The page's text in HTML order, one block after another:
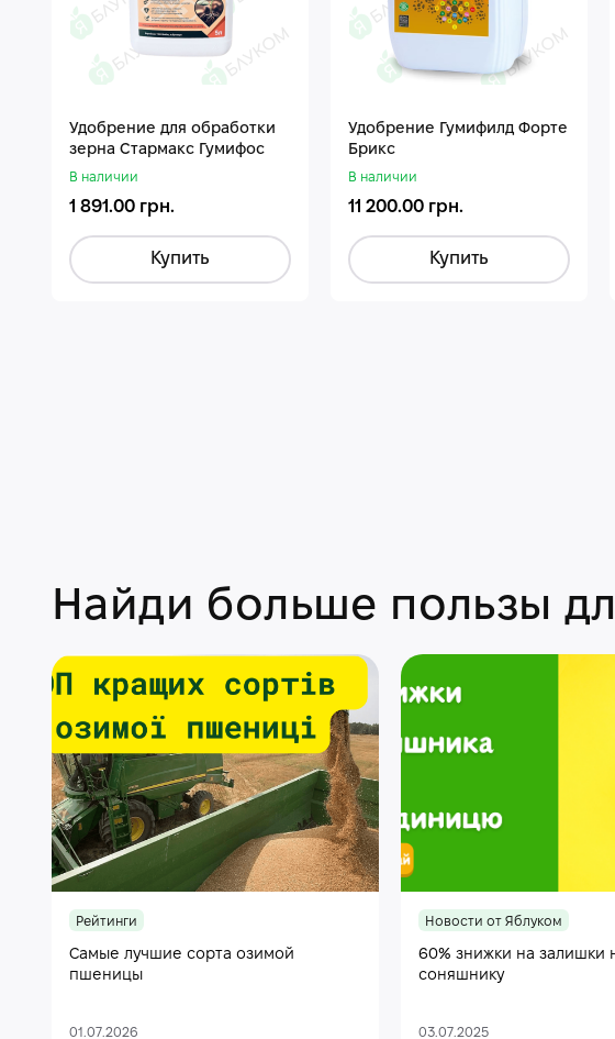
Удобрение для обработки
зерна Стармакс Гумифос
В наличии
1 891.00 грн.
Купить
Удобрение Гумифилд Форте
Брикс
В наличии
11 200.00 грн.
Купить
Найди больше пользы
Рейтинги
Самые лучшие сорта озимой
пшеницы
01.07.2026
Новости от Яблуком
60% знижки на залишки
соняшнику
03.07.2025